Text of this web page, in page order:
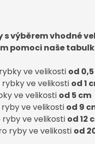
s výběrem vhodné
pomoci naše
ve velikosti od
ve velikosti od 1
ve velikosti od 5 cm
ryby ve velikosti od 9
ryby ve velikosti od 12
ryby ve velikosti od